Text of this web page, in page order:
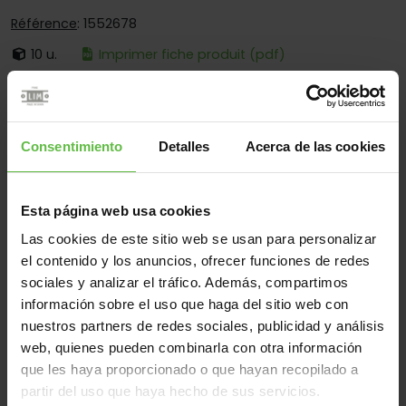
Consentimiento Detalles Acerca de las cookies
Esta página web usa cookies
Las cookies de este sitio web se usan para personalizar
el contenido y los anuncios, ofrecer funciones de redes
sociales y analizar el tráfico. Además, compartimos
información sobre el uso que haga del sitio web con
nuestros partners de redes sociales, publicidad y análisis
web, quienes pueden combinarla con otra información
que les haya proporcionado o que hayan recopilado a
partir del uso que haya hecho de sus servicios.
Référence: 1552678
10 u.
Imprimer fiche produit (pdf)
C'est:
Bouts:Bouts Carrés Seulement
Fixation:À Visser Seulement
Matériel
Acier Inox.304
Tous
(2 éléments)
Code Référence
Des
mesures
Variantes
77702531 155/2678
101x76x3,0